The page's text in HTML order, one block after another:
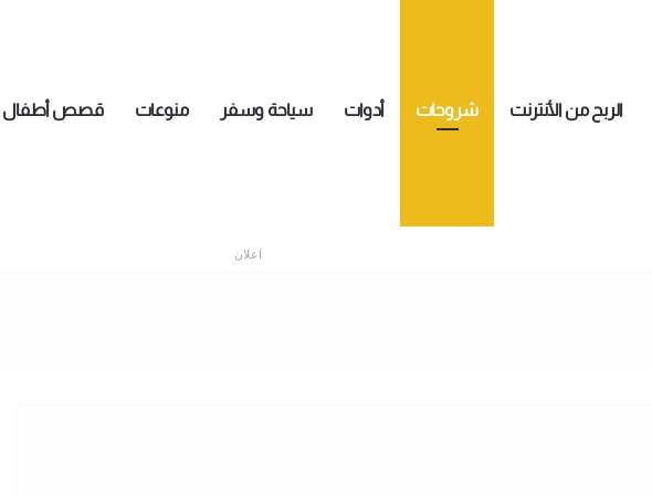
الربح من الأنترنت شروحات أدوات سياحة وسفر منوعات قصص أطفال
اعلان